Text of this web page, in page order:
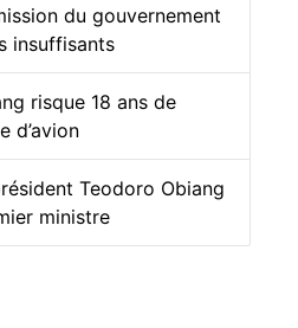
du gouvernement
insuffisants
risque 18 ans de
d’avion
Teodoro Obiang
ministre